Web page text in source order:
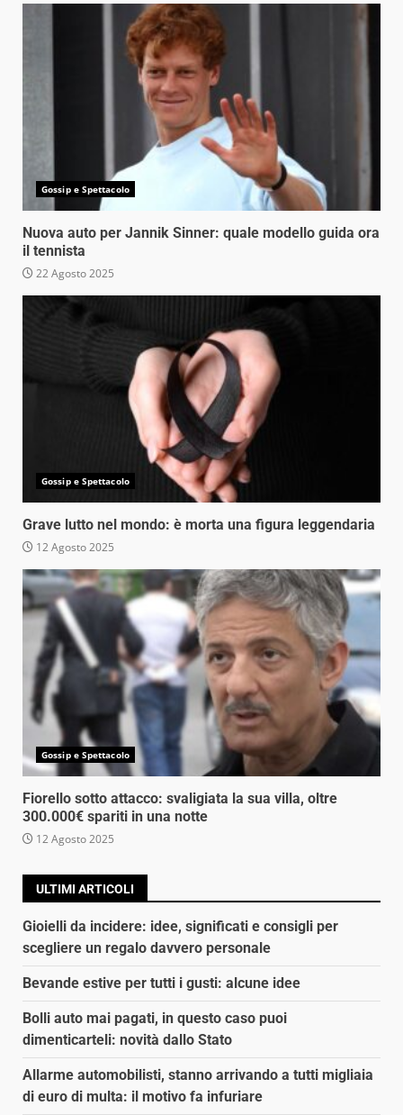
Gossip e Spettacolo
Nuova auto per Jannik Sinner: quale modello guida ora
il tennista
22 Agosto 2025
Gossip e Spettacolo
Grave lutto nel mondo: è morta una figura leggendaria
12 Agosto 2025
Gossip e Spettacolo
Fiorello sotto attacco: svaligiata la sua villa, oltre
300.000€ spariti in una notte
12 Agosto 2025
ULTIMI ARTICOLI
Gioielli da incidere: idee, significati e consigli per
scegliere un regalo davvero personale
Bevande estive per tutti i gusti: alcune idee
Bolli auto mai pagati, in questo caso puoi
dimenticarteli: novità dallo Stato
Allarme automobilisti, stanno arrivando a tutti migliaia
di euro di multa: il motivo fa infuriare